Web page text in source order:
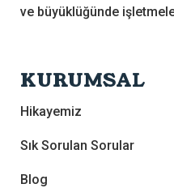
ve büyüklüğünde
KURUMSAL
Hikayemiz
Sık Sorulan Sorular
Blog